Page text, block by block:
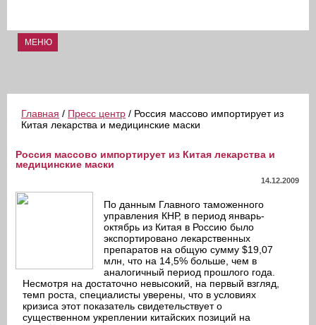
МЕНЮ
Главная / Пресс центр / Россия массово импортирует из
Китая лекарства и медицинские маски
Россия массово импортирует из Китая лекарства и
медицинские маски
14.12.2009
По данным Главного таможенного
управления КНР, в период январь-
октябрь из Китая в Россию было
экспортировано лекарственных
препаратов на общую сумму $19,07
млн, что на 14,5% больше, чем в
аналогичный период прошлого года.
Несмотря на достаточно невысокий, на первый взгляд,
темп роста, специалисты уверены, что в условиях
кризиса этот показатель свидетельствует о
существенном укреплении китайских позиций на